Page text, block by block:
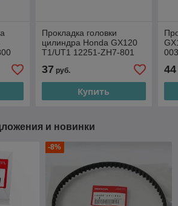
Прокладка головки
цилиндра Honda GX120
T1/UT1 12251-ZH7-801
37 руб.
Купить
44
и новинки
-8%